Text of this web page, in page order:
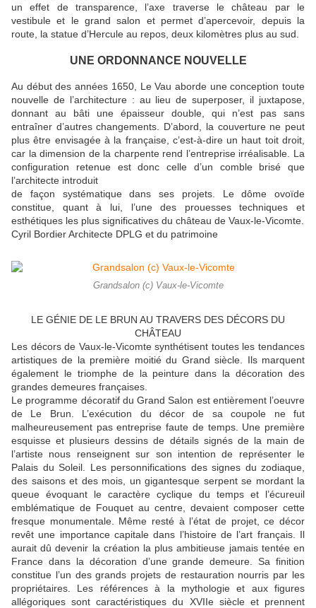
un effet de transparence, l’axe traverse le château par le
vestibule et le grand salon et permet d’apercevoir, depuis la
route, la statue d’Hercule au repos, deux kilomètres plus au sud.
UNE ORDONNANCE NOUVELLE
Au début des années 1650, Le Vau aborde une conception toute
nouvelle de l’architecture : au lieu de superposer, il juxtapose,
donnant au bâti une épaisseur double, qui n’est pas sans
entraîner d’autres changements. D’abord, la couverture ne peut
plus être envisagée à la française, c’est-à-dire un haut toit droit,
car la dimension de la charpente rend l’entreprise irréalisable. La
configuration retenue est donc celle d’un comble brisé que
l’architecte introduit
de façon systématique dans ses projets. Le dôme ovoïde
constitue, quant à lui, l’une des prouesses techniques et
esthétiques les plus significatives du château de Vaux-le-Vicomte.
Cyril Bordier Architecte DPLG et du patrimoine
Grandsalon (c) Vaux-le-Vicomte
LE GÉNIE DE LE BRUN AU TRAVERS DES DÉCORS DU
CHÂTEAU
Les décors de Vaux-le-Vicomte synthétisent toutes les tendances
artistiques de la première moitié du Grand siècle. Ils marquent
également le triomphe de la peinture dans la décoration des
grandes demeures françaises.
Le programme décoratif du Grand Salon est entièrement l’oeuvre
de Le Brun. L’exécution du décor de sa coupole ne fut
malheureusement pas entreprise faute de temps. Une première
esquisse et plusieurs dessins de détails signés de la main de
l’artiste nous renseignent sur son intention de représenter le
Palais du Soleil. Les personnifications des signes du zodiaque,
des saisons et des mois, un gigantesque serpent se mordant la
queue évoquant le caractère cyclique du temps et l’écureuil
emblématique de Fouquet au centre, devaient composer cette
fresque monumentale. Même resté à l’état de projet, ce décor
revêt une importance capitale dans l’histoire de l’art français. Il
aurait dû devenir la création la plus ambitieuse jamais tentée en
France dans la décoration d’une grande demeure. Sa finition
constitue l’un des grands projets de restauration nourris par les
propriétaires. Les références à la mythologie et aux figures
allégoriques sont caractéristiques du XVIIe siècle et prennent